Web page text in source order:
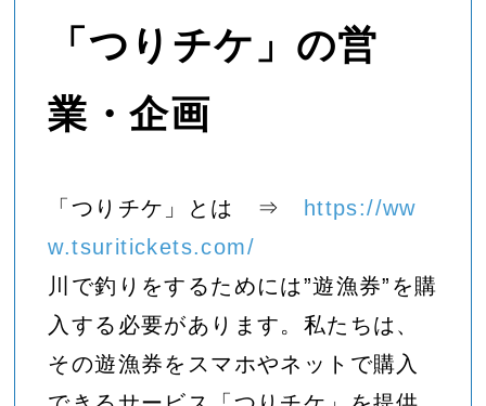
「つりチケ」の営
業・企画
「つりチケ」とは ⇒
https://ww
w.tsuritickets.com/
川で釣りをするためには”遊漁券”を購
入する必要があります。私たちは、
その遊漁券をスマホやネットで購入